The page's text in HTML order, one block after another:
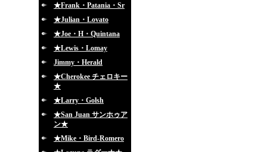
★Frank・Patania・Sr
★Julian・Lovato
★Joe・H・Quintana
★Lewis・Lomay
Jimmy・Herald
★Cherokee チェロキー
★
★Larry・Golsh
★San Juan サンホゥア
ン★
★Mike・Bird-Romero